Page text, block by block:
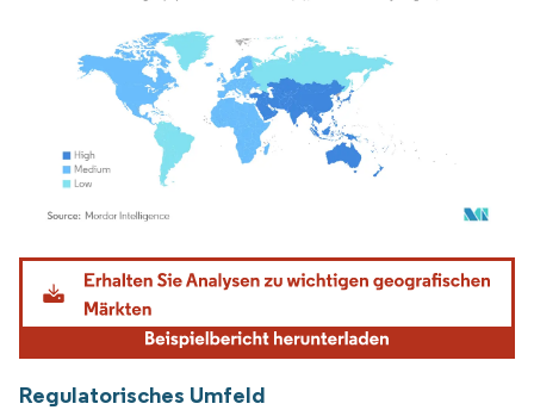
Bild © Mordor Intelligence. Wiederverwendung erfordert Namensnennung gemäß
Regulatorisches Umfeld